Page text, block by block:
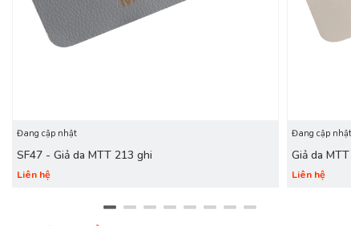
Đang cập nhật
SF47 - Giả da MTT 213 ghi
Liên hệ
Đang cập nhật
Giả da MTT
Liên hệ